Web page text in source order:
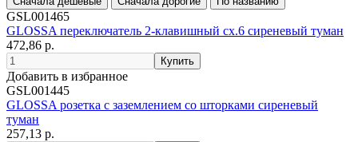
GSL001465
GLOSSA переключатель 2-клавишный сх.6 сиреневый туман
472,86 р.
Добавить в избранное
GSL001445
GLOSSA розетка с заземлением со шторками сиреневый
туман
257,13 р.